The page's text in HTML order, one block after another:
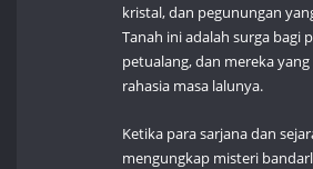
kristal, dan pegunungan
Tanah ini adalah surga bagi
petualang, dan mereka
rahasia masa lalunya.
Ketika para sarjana dan
mengungkap misteri